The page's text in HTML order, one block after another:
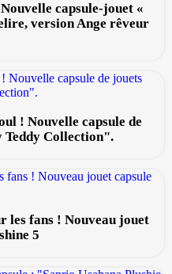
capsule-jouet «
version Ange rêveur
! Nouvelle capsule de
Teddy Collection".
les fans ! Nouveau jouet
5